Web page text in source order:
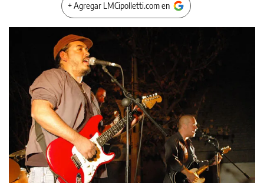
+ Agregar LMCipolletti.com en